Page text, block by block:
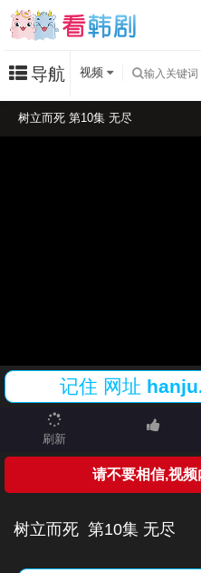
导航 视频
树立而死 第10集 无尽
记住 网址
刷新
请不要相信,视
树立而死 第10集 无尽